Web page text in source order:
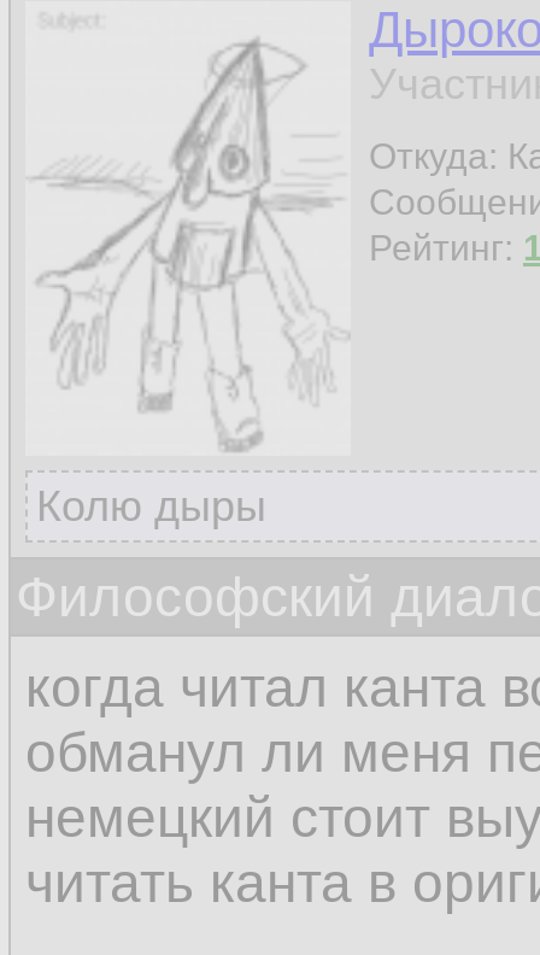
Откуда:
Рейтинг:
Колю дыры
Философский
когда читал канта
обманул ли меня
немецкий стоит
читать канта в